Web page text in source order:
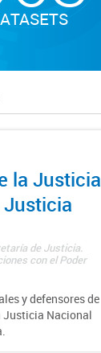
la Justicia
Justicia
de Justicia.
con el Poder
y defensores de
Justicia Nacional